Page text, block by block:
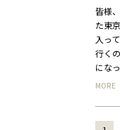
皆様
た東
入っ
行く
にな
MORE